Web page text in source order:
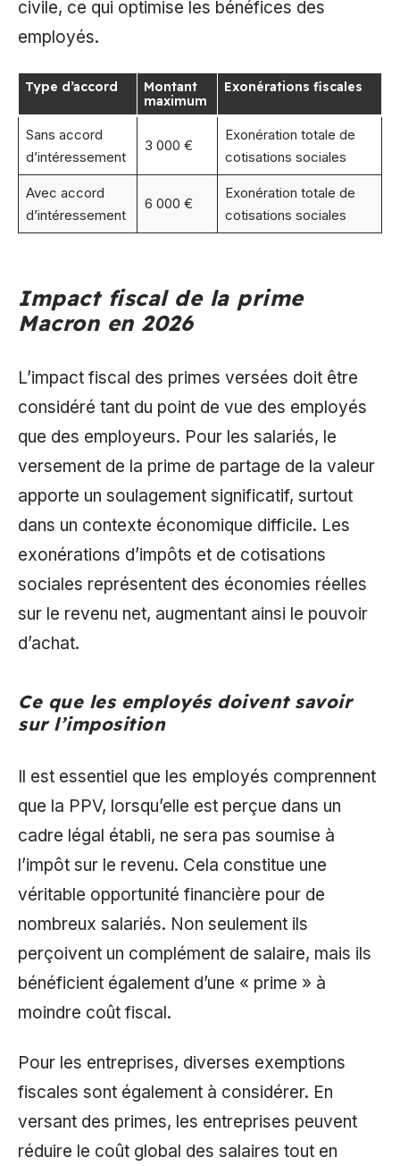
civile, ce qui optimise les bénéfices des
employés.
Type d’accord
Montant
maximum
Exonérations fiscales
Sans accord
d’intéressement
3 000 €
Exonération totale de
cotisations sociales
Avec accord
d’intéressement
6 000 €
Exonération totale de
cotisations sociales
Impact fiscal de la prime
Macron en 2026
L’impact fiscal des primes versées doit être
considéré tant du point de vue des employés
que des employeurs. Pour les salariés, le
versement de la prime de partage de la valeur
apporte un soulagement significatif, surtout
dans un contexte économique difficile. Les
exonérations d’impôts et de cotisations
sociales représentent des économies réelles
sur le revenu net, augmentant ainsi le pouvoir
d’achat.
Ce que les employés doivent savoir
sur l’imposition
Il est essentiel que les employés comprennent
que la PPV, lorsqu’elle est perçue dans un
cadre légal établi, ne sera pas soumise à
l’impôt sur le revenu. Cela constitue une
véritable opportunité financière pour de
nombreux salariés. Non seulement ils
perçoivent un complément de salaire, mais ils
bénéficient également d’une « prime » à
moindre coût fiscal.
Pour les entreprises, diverses exemptions
fiscales sont également à considérer. En
versant des primes, les entreprises peuvent
réduire le coût global des salaires tout en